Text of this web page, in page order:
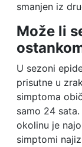
smanjen iz
Može li
U sezoni
prisutne u
simptoma
samo 24
okolinu je
simptomi